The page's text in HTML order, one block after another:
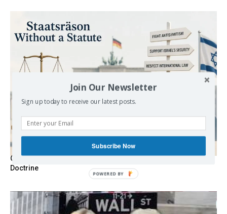
Germany’s Staatsräson Has Become an Extra-Legal
Doctrine
Join Our Newsletter
Sign up today to receive our latest posts.
Subscribe Now
POWERED BY